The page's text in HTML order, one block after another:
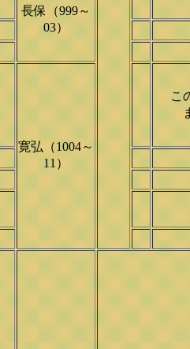
長保（999～
03）
寛弘（1004～
11）
こ